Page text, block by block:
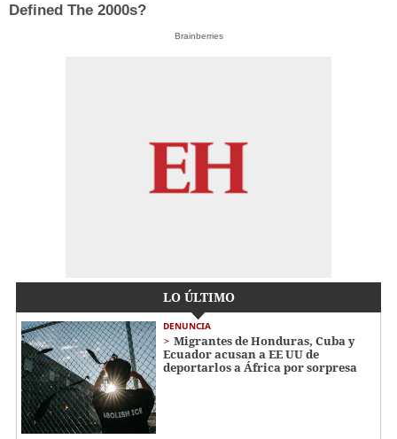
Defined The 2000s?
Brainberries
LO ÚLTIMO
DENUNCIA
Migrantes de Honduras, Cuba y
Ecuador acusan a EE UU de
deportarlos a África por sorpresa